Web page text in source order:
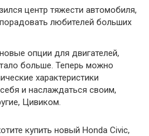
центр тяжести автомобиля,
любителей больших
опции для двигателей,
больше. Теперь можно
характеристики
и наслаждаться своим,
Цивиком.
купить новый Honda Civic,